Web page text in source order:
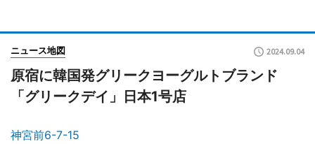
ニュース地図 2024.09.04
原宿に韓国発グリークヨーグルトブランド
「グリークデイ」日本1号店
神宮前6-7-15